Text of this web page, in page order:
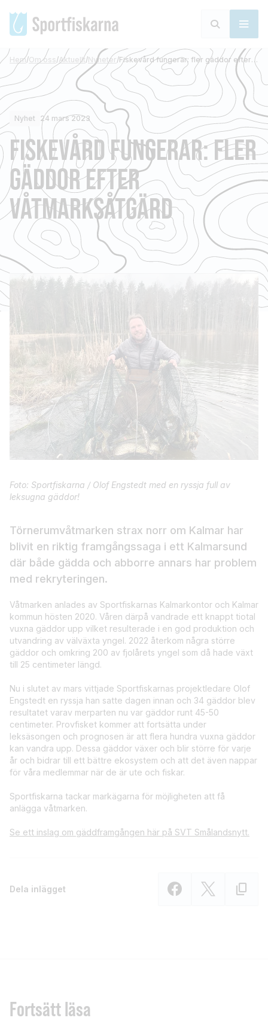
Hem/Om oss/Aktuellt/Nyheter/ Fiskevård fungerar: fler gäddor efter våtmarksåtgärd
Nyhet 24 mars 2023
FISKEVÅRD FUNGERAR: FLER
GÄDDOR EFTER
VÅTMARKSÅTGÄRD
Foto: Sportfiskarna / Olof Engstedt med en ryssja full av
leksugna gäddor!
Törnerumvåtmarken strax norr om Kalmar har
blivit en riktig framgångssaga i ett Kalmarsund
där både gädda och abborre annars har problem
med rekryteringen.
Våtmarken anlades av Sportfiskarnas Kalmarkontor och Kalmar
kommun hösten 2020. Våren därpå vandrade ett knappt tiotal
vuxna gäddor upp vilket resulterade i en god produktion och
utvandring av välväxta yngel. 2022 återkom några större
gäddor och omkring 200 av fjolårets yngel som då hade växt
till 25 centimeter längd.
Nu i slutet av mars vittjade Sportfiskarnas projektledare Olof
Engstedt en ryssja han satte dagen innan och 34 gäddor blev
resultatet varav merparten nu var gäddor runt 45-50
centimeter. Provfisket kommer att fortsätta under
leksäsongen och prognosen är att flera hundra vuxna gäddor
kan vandra upp. Dessa gäddor växer och blir större för varje
år och bidrar till ett bättre ekosystem och att det även nappar
för våra medlemmar när de är ute och fiskar.
Sportfiskarna tackar markägarna för möjligheten att få
anlägga våtmarken.
Se ett inslag om gäddframgången här på SVT Smålandsnytt.
Dela inlägget
Fortsätt läsa